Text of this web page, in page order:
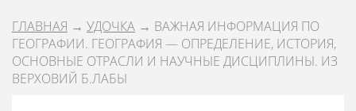
ГЛАВНАЯ → УДОЧКА → ВАЖНАЯ ИНФОРМАЦИЯ ПО
ГЕОГРАФИИ. ГЕОГРАФИЯ — ОПРЕДЕЛЕНИЕ, ИСТОРИЯ,
ОСНОВНЫЕ ОТРАСЛИ И НАУЧНЫЕ ДИСЦИПЛИНЫ. ИЗ
ВЕРХОВИЙ Б.ЛАБЫ